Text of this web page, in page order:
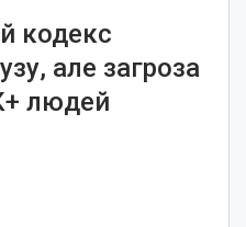
кодекс
але загроза
людей